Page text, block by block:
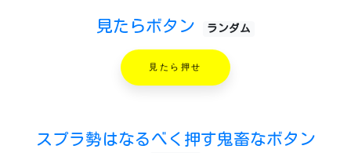
見たらボタン ランダム
見たら押せ
スプラ勢はなるべく押す鬼畜なボタン